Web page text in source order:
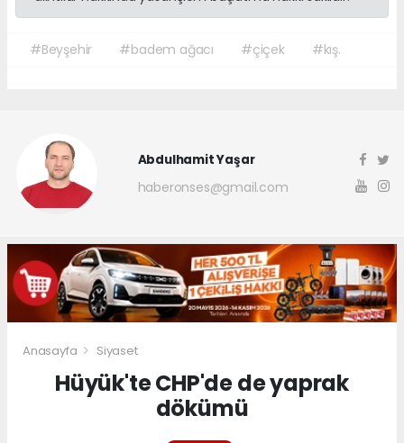
#Beyşehir #badem ağacı #çiçek #kış.
Abdulhamit Yaşar
haberonses@gmail.com
Anasayfa Siyaset
Hüyük'te CHP'de de yaprak
dökümü